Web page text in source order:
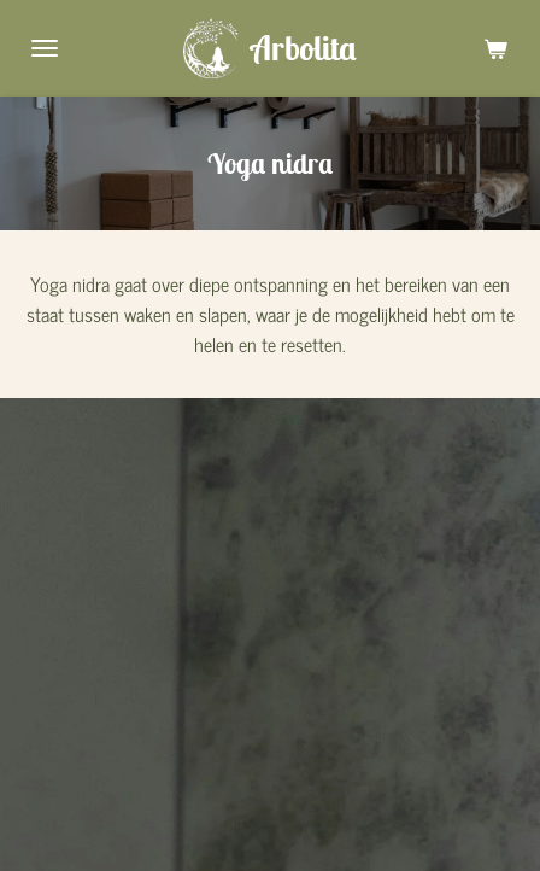
direct
hoofdinhoud
Arbolita
Yoga nidra
Yoga nidra gaat over diepe ontspanning en het bereiken van een
staat tussen waken en slapen, waar je de mogelijkheid hebt om te
helen en te resetten.